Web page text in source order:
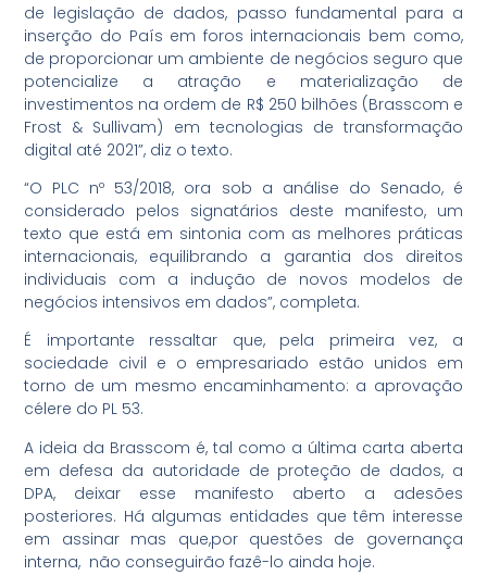
de legislação de dados, passo fundamental para a
inserção do País em foros internacionais bem como,
de proporcionar um ambiente de negócios seguro que
potencialize a atração e materialização de
investimentos na ordem de R$ 250 bilhões (Brasscom e
Frost & Sullivam) em tecnologias de transformação
digital até 2021”, diz o texto.
“O PLC nº 53/2018, ora sob a análise do Senado, é
considerado pelos signatários deste manifesto, um
texto que está em sintonia com as melhores práticas
internacionais, equilibrando a garantia dos direitos
individuais com a indução de novos modelos de
negócios intensivos em dados”, completa.
É importante ressaltar que, pela primeira vez, a
sociedade civil e o empresariado estão unidos em
torno de um mesmo encaminhamento: a aprovação
célere do PL 53.
A ideia da Brasscom é, tal como a última carta aberta
em defesa da autoridade de proteção de dados, a
DPA, deixar esse manifesto aberto a adesões
posteriores. Há algumas entidades que têm interesse
em assinar mas que,por questões de governança
interna, não conseguirão fazê-lo ainda hoje.